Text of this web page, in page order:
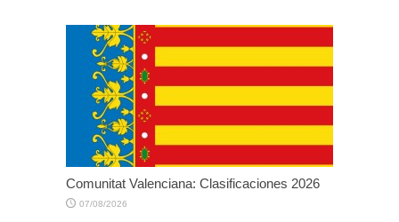
Comunitat Valenciana: Clasificaciones 2026
07/08/2026